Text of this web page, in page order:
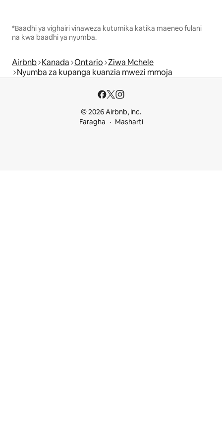
*Baadhi ya vighairi vinaweza kutumika katika maeneo fulani
na kwa baadhi ya nyumba.
Airbnb Kanada Ontario Ziwa Mchele
Nyumba za kupanga kuanzia mwezi mmoja
© 2026 Airbnb, Inc.
Faragha
Masharti